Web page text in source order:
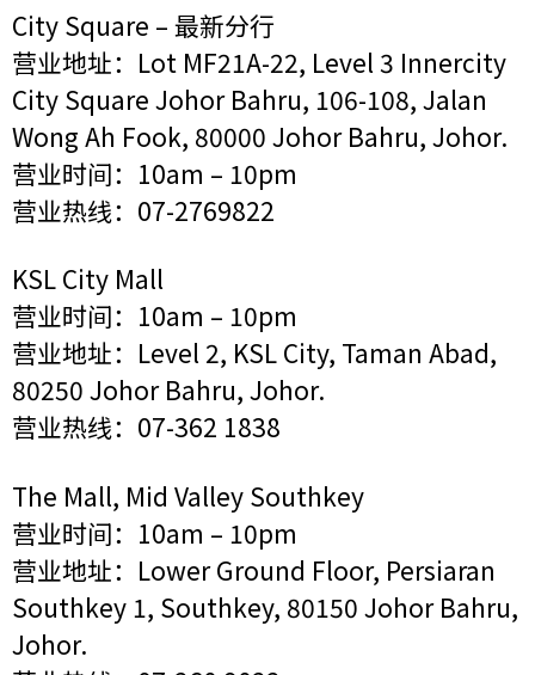
City Square – 最新分行
营业地址：Lot MF21A-22, Level 3 Innercity
City Square Johor Bahru, 106-108, Jalan
Wong Ah Fook, 80000 Johor Bahru, Johor.
营业时间：10am – 10pm
营业热线：07-2769822
KSL City Mall
营业时间：10am – 10pm
营业地址：Level 2, KSL City, Taman Abad,
80250 Johor Bahru, Johor.
营业热线：07-362 1838
The Mall, Mid Valley Southkey
营业时间：10am – 10pm
营业地址：Lower Ground Floor, Persiaran
Southkey 1, Southkey, 80150 Johor Bahru,
Johor.